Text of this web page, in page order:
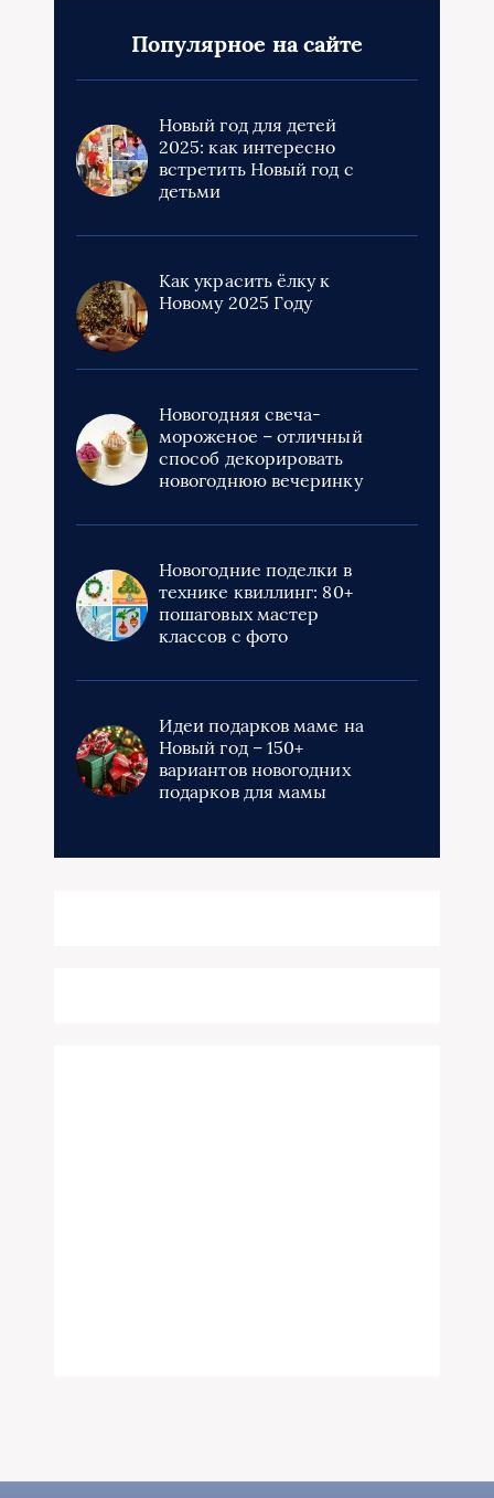
Популярное на сайте
Новый год для детей
2025: как интересно
встретить Новый год с
детьми
Как украсить ёлку к
Новому 2025 Году
Новогодняя свеча-
мороженое – отличный
способ декорировать
новогоднюю вечеринку
Новогодние поделки в
технике квиллинг: 80+
пошаговых мастер
классов с фото
Идеи подарков маме на
Новый год – 150+
вариантов новогодних
подарков для мамы